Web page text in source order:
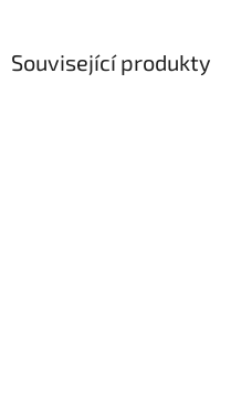
Související produkty